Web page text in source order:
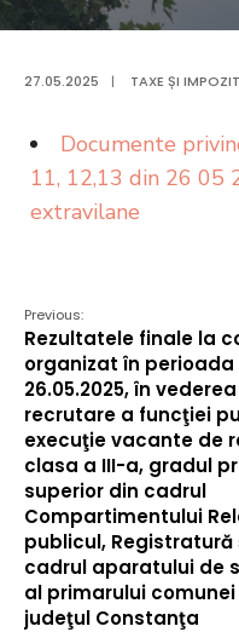
27.05.2025 | TAXE ȘI
Documente
11, 12,13 din 26 05
extravilane
Previous:
Rezultatele finale la
organizat în perioada
26.05.2025, în
recrutare a funcţiei
execuţie vacante de
clasa a III-a, gradul
superior din cadrul
Compartimentului
publicul, Registratură
cadrul aparatului de
al primarului comunei
judeţul Constanţa